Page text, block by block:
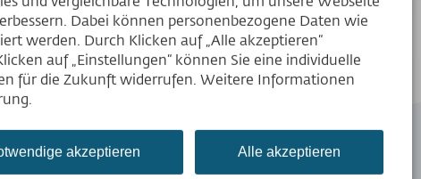
Dabei können personenbezogene Daten wie
werden. Durch Klicken auf „Alle akzeptieren“
auf „Einstellungen“ können Sie eine individuelle
für die Zukunft widerrufen. Weitere Informationen
Alle akzeptieren
akzeptieren